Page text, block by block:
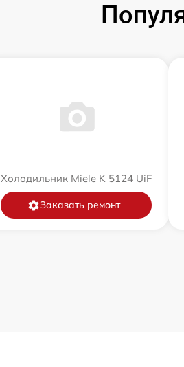
Холодильник Miele K 5124 UiF
Заказать ремонт